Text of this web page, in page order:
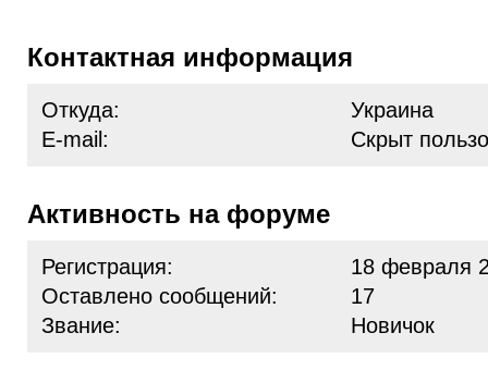
Контактная информация
Откуда:
Украина
E-mail:
Скрыт
Активность на форуме
Регистрация:
18 февраля
Оставлено сообщений:
17
Звание:
Новичок